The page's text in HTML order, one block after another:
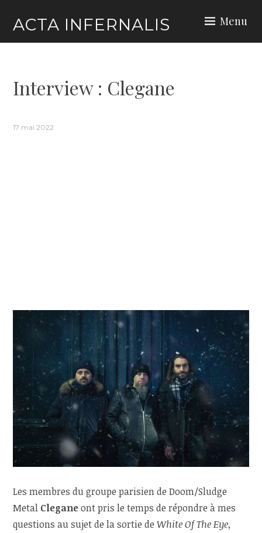
content
ACTA INFERNALIS Menu
Interview : Clegane
17 mai 2022
Les membres du groupe parisien de Doom/Sludge
Metal Cleganeont pris le temps de répondre à mes
questions au sujet de la sortie deWhite Of The Eye,